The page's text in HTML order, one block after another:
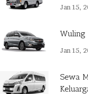
Jan 15,
Wuling
Jan 15,
Sewa